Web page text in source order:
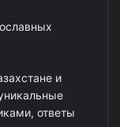
и
ответы